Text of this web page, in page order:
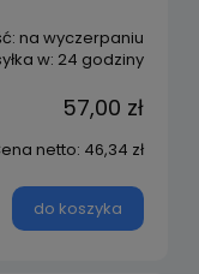
na wyczerpaniu
w: 24 godziny
57,00 zł
netto: 46,34 zł
do koszyka